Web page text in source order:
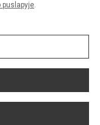
puslapyje.